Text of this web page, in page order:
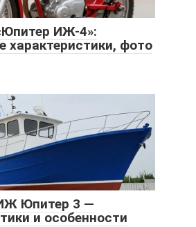
ИЖ-4»:
характеристики, фото
Юпитер 3 —
и особенности